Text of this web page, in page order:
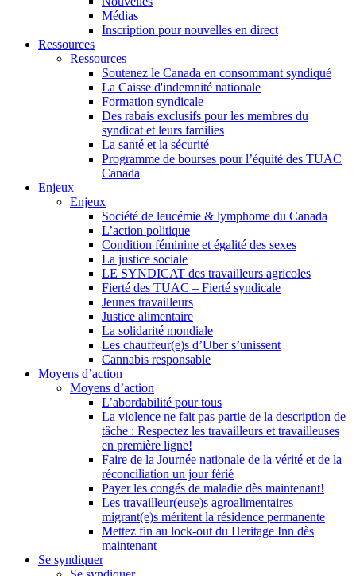
Médias
Inscription pour nouvelles en direct
Ressources
Ressources
Soutenez le Canada en consommant syndiqué
La Caisse d'indemnité nationale
Formation syndicale
Des rabais exclusifs pour les membres du
syndicat et leurs families
La santé et la sécurité
Programme de bourses pour l’équité des TUAC
Canada
Enjeux
Enjeux
Société de leucémie & lymphome du Canada
L’action politique
Condition féminine et égalité des sexes
La justice sociale
LE SYNDICAT des travailleurs agricoles
Fierté des TUAC – Fierté syndicale
Jeunes travailleurs
Justice alimentaire
La solidarité mondiale
Les chauffeur(e)s d’Uber s’unissent
Cannabis responsable
Moyens d’action
Moyens d’action
L’abordabilité pour tous
La violence ne fait pas partie de la description de
tâche : Respectez les travailleurs et travailleuses
en première ligne!
Faire de la Journée nationale de la vérité et de la
réconciliation un jour férié
Payer les congés de maladie dès maintenant!
Les travailleur(euse)s agroalimentaires
migrant(e)s méritent la résidence permanente
Mettez fin au lock-out du Heritage Inn dès
maintenant
Se syndiquer